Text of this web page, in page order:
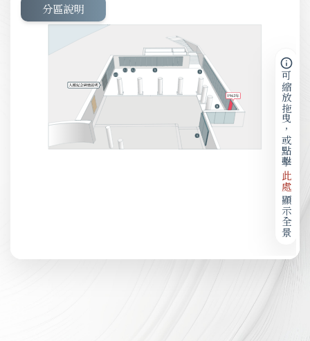
分區說明
可縮放拖曳，或點擊
此處
顯示全景